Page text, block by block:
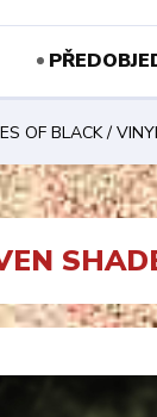
OF BLACK /